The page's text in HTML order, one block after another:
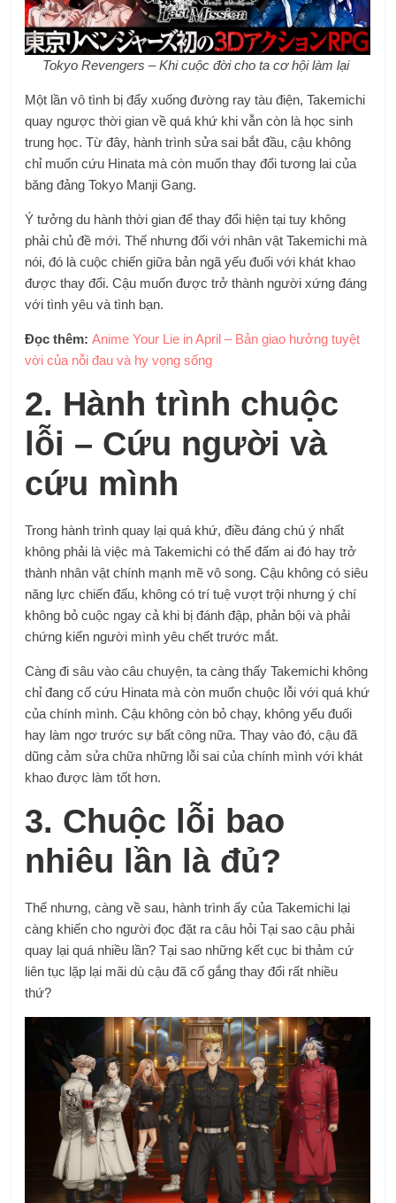
Tokyo Revengers – Khi cuộc đời cho ta cơ hội làm lại
Một lần vô tình bị đẩy xuống đường ray tàu điện, Takemichi
quay ngược thời gian về quá khứ khi vẫn còn là học sinh
trung học. Từ đây, hành trình sửa sai bắt đầu, cậu không
chỉ muốn cứu Hinata mà còn muốn thay đổi tương lai của
băng đảng Tokyo Manji Gang.
Ý tưởng du hành thời gian để thay đổi hiện tại tuy không
phải chủ đề mới. Thế nhưng đối với nhân vật Takemichi mà
nói, đó là cuộc chiến giữa bản ngã yếu đuối với khát khao
được thay đổi. Cậu muốn được trở thành người xứng đáng
với tình yêu và tình bạn.
Đọc thêm:Anime Your Lie in April – Bản giao hưởng tuyệt
vời của nỗi đau và hy vọng sống
2. Hành trình chuộc
lỗi – Cứu người và
cứu mình
Trong hành trình quay lại quá khứ, điều đáng chú ý nhất
không phải là việc mà Takemichi có thể đấm ai đó hay trở
thành nhân vật chính mạnh mẽ vô song. Cậu không có siêu
năng lực chiến đấu, không có trí tuệ vượt trội nhưng ý chí
không bỏ cuộc ngay cả khi bị đánh đập, phản bội và phải
chứng kiến người mình yêu chết trước mắt.
Càng đi sâu vào câu chuyện, ta càng thấy Takemichi không
chỉ đang cố cứu Hinata mà còn muốn chuộc lỗi với quá khứ
của chính mình. Cậu không còn bỏ chạy, không yếu đuối
hay làm ngơ trước sự bất công nữa. Thay vào đó, cậu đã
dũng cảm sửa chữa những lỗi sai của chính mình với khát
khao được làm tốt hơn.
3. Chuộc lỗi bao
nhiêu lần là đủ?
Thế nhưng, càng về sau, hành trình ấy của Takemichi lại
càng khiến cho người đọc đặt ra câu hỏi Tại sao cậu phải
quay lại quá nhiều lần? Tại sao những kết cục bi thảm cứ
liên tục lặp lại mãi dù cậu đã cố gắng thay đổi rất nhiều
thứ?